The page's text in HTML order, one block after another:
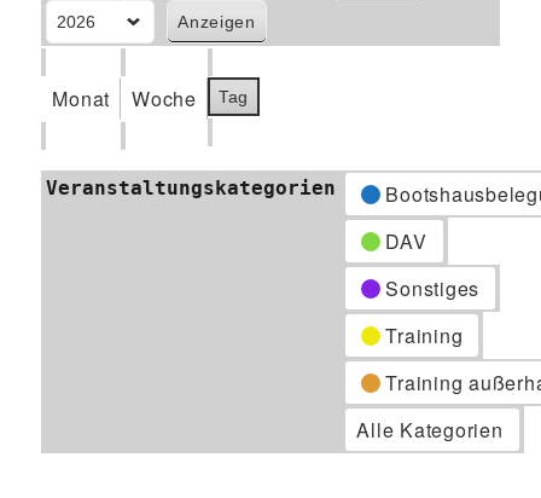
Monat Woche Tag
Veranstaltungskategorien
DAV
Sonstiges
Training
Training
Alle Kategorien